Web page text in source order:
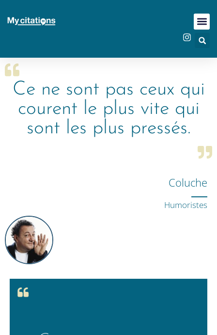
Ce ne sont pas ceux qui
courent le plus vite qui
sont les plus pressés.
Coluche
Humoristes